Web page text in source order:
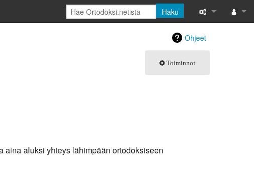
Haku
Ohjeet
Toiminnot
aina aluksi yhteys lähimpään ortodoksiseen